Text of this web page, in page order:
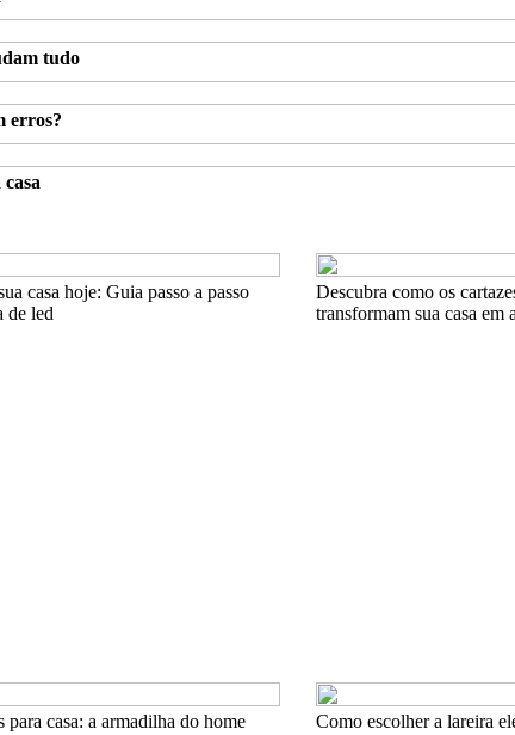
tudo
erros?
casa hoje: Guia passo a passo
de led
Descubra como os
transformam sua casa em
para casa: a armadilha do home
Como escolher a lareira